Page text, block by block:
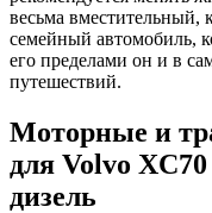
весьма вместительный,
семейный автомобиль,
его пределами он и в
путешествий.
Моторные и
для Volvo
дизель